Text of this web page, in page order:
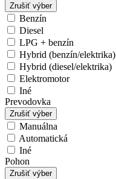
Zrušiť výber
Benzín
Diesel
LPG + benzín
Hybrid (benzín/elektrika)
Hybrid (diesel/elektrika)
Elektromotor
Iné
Prevodovka
Zrušiť výber
Manuálna
Automatická
Iné
Pohon
Zrušiť výber